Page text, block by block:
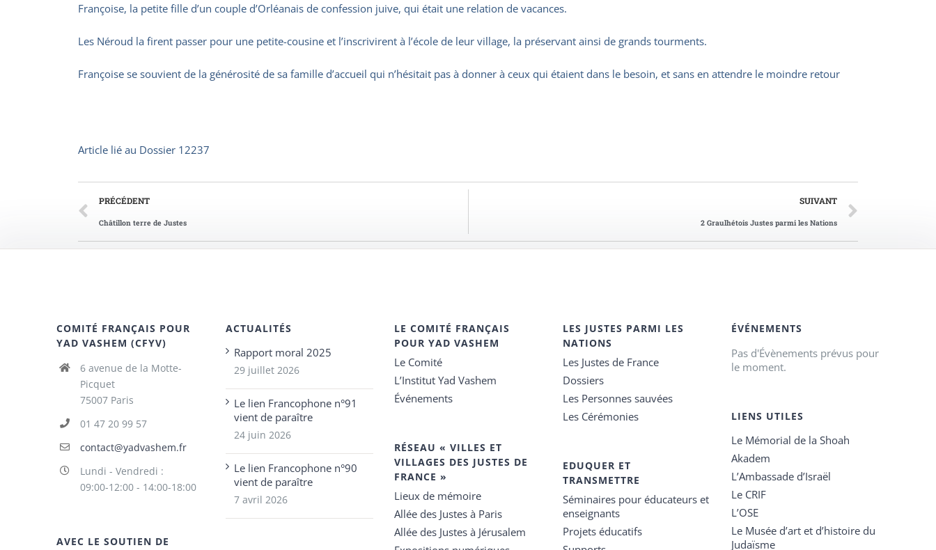
Françoise, la petite fille d’un couple d’Orléanais de confession juive, qui était une relation de vacances.
Les Néroud la firent passer pour une petite-cousine et l’inscrivirent à l’école de leur village, la préservant ainsi de grands tourments.
Françoise se souvient de la générosité de sa famille d’accueil qui n’hésitait pas à donner à ceux qui étaient dans le besoin, et sans en attendre le moindre retour
Article lié au Dossier 12237
PRÉCÉDENT
Châtillon terre de Justes
SUIVANT
2 Graulhétois Justes parmi les Nations
COMITÉ FRANÇAIS POUR
YAD VASHEM (CFYV)
6 avenue de la Motte-
Picquet
75007 Paris
01 47 20 99 57
contact@yadvashem.fr
Lundi - Vendredi :
09:00-12:00 - 14:00-18:00
AVEC LE SOUTIEN DE
ACTUALITÉS
Rapport moral 2025
29 juillet 2026
Le lien Francophone n°91
vient de paraître
24 juin 2026
Le lien Francophone n°90
vient de paraître
7 avril 2026
LE COMITÉ FRANÇAIS
POUR YAD VASHEM
Le Comité
L’Institut Yad Vashem
Événements
RÉSEAU « VILLES ET
VILLAGES DES JUSTES DE
FRANCE »
Lieux de mémoire
Allée des Justes à Paris
Allée des Justes à Jérusalem
LES JUSTES PARMI LES
NATIONS
Les Justes de France
Dossiers
Les Personnes sauvées
Les Cérémonies
EDUQUER ET
TRANSMETTRE
Séminaires pour éducateurs et
enseignants
Projets éducatifs
ÉVÉNEMENTS
Pas d'Évènements prévus pour
le moment.
LIENS UTILES
Le Mémorial de la Shoah
Akadem
L’Ambassade d’Israël
Le CRIF
L’OSE
Le Musée d’art et d’histoire du
Judaïsme